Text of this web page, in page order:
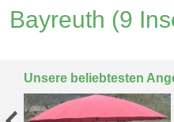
Bayreuth (9
Unsere beliebtesten